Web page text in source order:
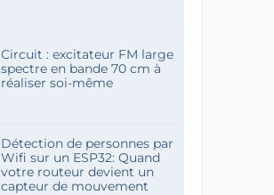
Circuit : excitateur FM large
spectre en bande 70 cm à
réaliser soi-même
Détection de personnes par
Wifi sur un ESP32: Quand
votre routeur devient un
capteur de mouvement